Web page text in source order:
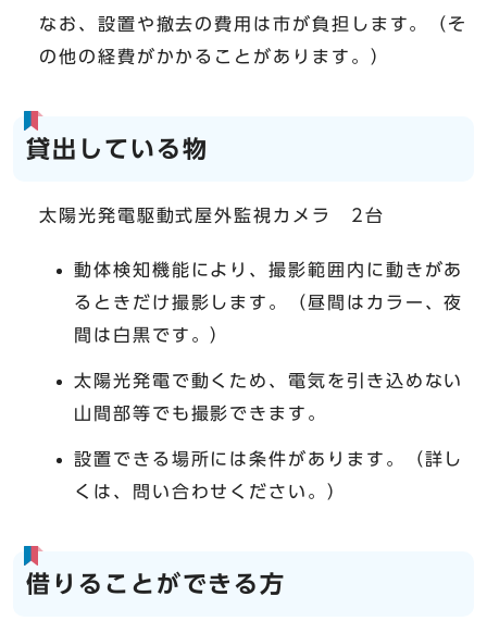
なお、設置や撤去の費用は市が負担します。（そ
の他の経費がかかることがあります。）
貸出している物
太陽光発電駆動式屋外監視カメラ 2台
動体検知機能により、撮影範囲内に動きがあ
るときだけ撮影します。（昼間はカラー、夜
間は白黒です。）
太陽光発電で動くため、電気を引き込めない
山間部等でも撮影できます。
設置できる場所には条件があります。（詳し
くは、問い合わせください。）
借りることができる方